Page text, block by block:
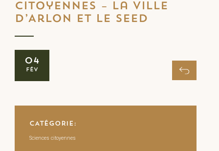
citoyennes – La ville
d’Arlon et le SEED
04
Fév
CATÉGORIE:
Sciences citoyennes